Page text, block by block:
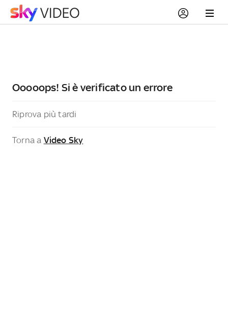
Ooooops! Si è verificato un errore
Riprova più tardi
Torna a Video Sky